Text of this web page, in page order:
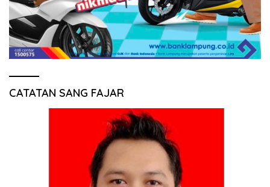
CATATAN SANG FAJAR